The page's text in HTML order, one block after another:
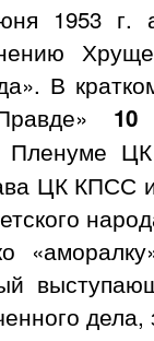
1953 г.
В
Пленуме
ЦК КПСС